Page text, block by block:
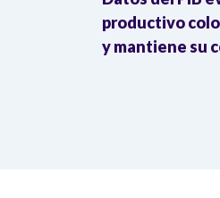
productivo
y mantiene su